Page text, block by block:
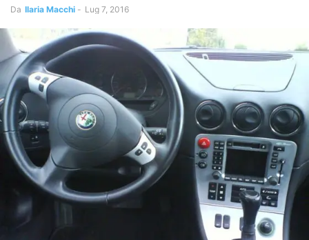
Da Ilaria Macchi - Lug 7, 2016